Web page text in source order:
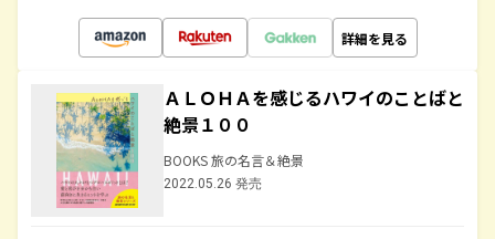
詳細を見る
ＡＬＯＨＡを感じるハワイのことばと
絶景１００
BOOKS 旅の名言＆絶景
2022.05.26 発売